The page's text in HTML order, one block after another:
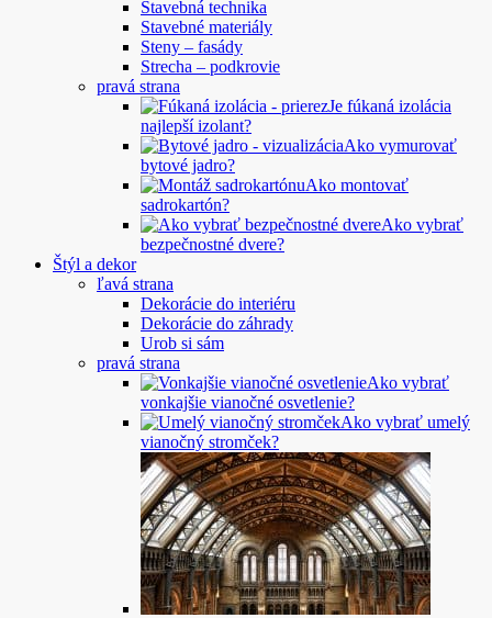
Stavebná technika
Stavebné materiály
Steny – fasády
Strecha – podkrovie
pravá strana
Je fúkaná izolácia
najlepší izolant?
Ako vymurovať
bytové jadro?
Ako montovať
sadrokartón?
Ako vybrať
bezpečnostné dvere?
Štýl a dekor
ľavá strana
Dekorácie do interiéru
Dekorácie do záhrady
Urob si sám
pravá strana
Ako vybrať
vonkajšie vianočné osvetlenie?
Ako vybrať umelý
vianočný stromček?